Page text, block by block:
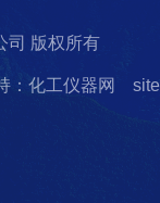
司 版权所有
：化工仪器网